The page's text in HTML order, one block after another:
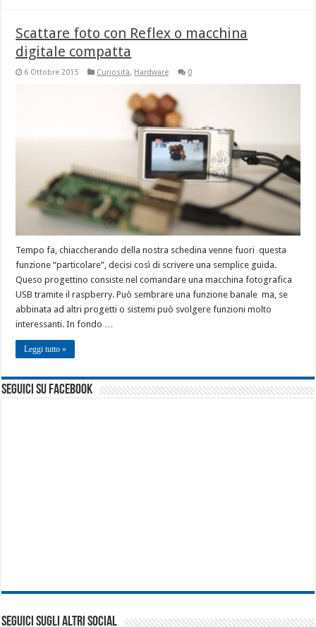
Scattare foto con Reflex o macchina
digitale compatta
6 Ottobre 2015 Curiosità, Hardware 0
Tempo fa, chiaccherando della nostra schedina venne fuori questa
funzione “particolare”, decisi così di scrivere una semplice guida.
Queso progettino consiste nel comandare una macchina fotografica
USB tramite il raspberry. Può sembrare una funzione banale ma, se
abbinata ad altri progetti o sistemi può svolgere funzioni molto
interessanti. In fondo …
Leggi tutto »
seguici su facebook
SEGUICI SUGLI ALTRI SOCIAL